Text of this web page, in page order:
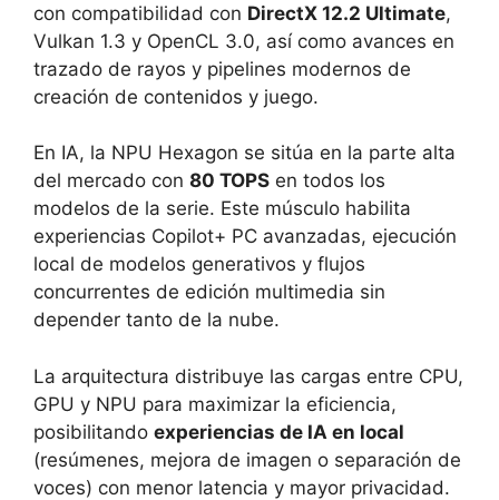
con compatibilidad con DirectX 12.2 Ultimate,
Vulkan 1.3 y OpenCL 3.0, así como avances en
trazado de rayos y pipelines modernos de
creación de contenidos y juego.
En IA, la NPU Hexagon se sitúa en la parte alta
del mercado con 80 TOPS en todos los
modelos de la serie. Este músculo habilita
experiencias Copilot+ PC avanzadas, ejecución
local de modelos generativos y flujos
concurrentes de edición multimedia sin
depender tanto de la nube.
La arquitectura distribuye las cargas entre CPU,
GPU y NPU para maximizar la eficiencia,
posibilitando experiencias de IA en local
(resúmenes, mejora de imagen o separación de
voces) con menor latencia y mayor privacidad.